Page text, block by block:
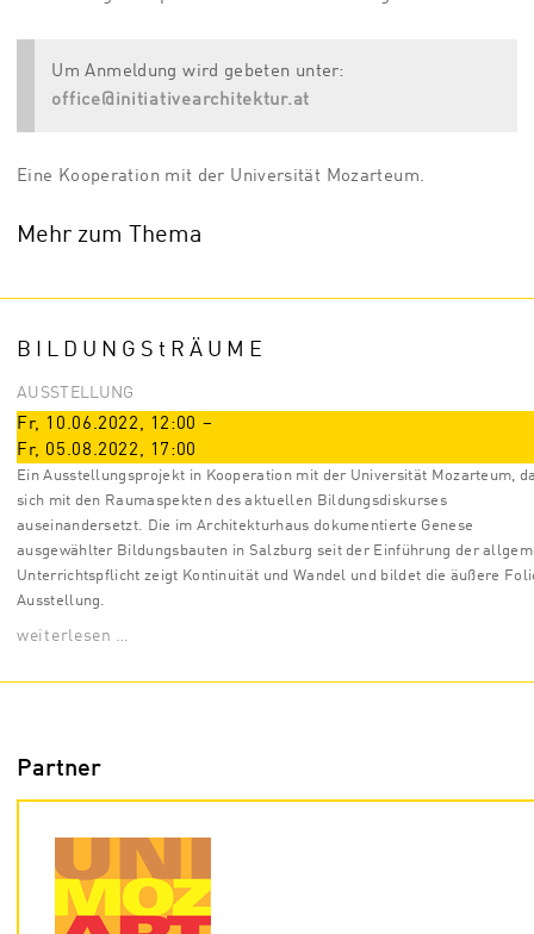
Um Anmeldung wird gebeten unter:
office@initiativearchitektur.at
Eine Kooperation mit der Universität Mozarteum.
Mehr zum Thema
B I L D U N G S t R Ä U M E
AUSSTELLUNG
Fr, 10.06.2022, 12:00 –
Fr, 05.08.2022, 17:00
Ein Ausstellungsprojekt in Kooperation mit der Universität Mozarteum,
sich mit den Raumaspekten des aktuellen Bildungsdiskurses
auseinandersetzt. Die im Architekturhaus dokumentierte Genese
ausgewählter Bildungsbauten in Salzburg seit der Einführung der
Unterrichtspflicht zeigt Kontinuität und Wandel und bildet die äußere
Ausstellung.
weiterlesen …
Partner